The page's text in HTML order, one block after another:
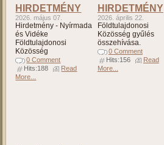
HIRDETMÉNY
2026. május 07.
Hirdetmény - Nyírmada
és Vidéke
Földtulajdonosi
Közösség
0 Comment
Hits:188
Read
More...
HIRDETMÉNY
2026. április 22.
Földtulajdonosi
Közösség gyűlés
összehívása.
0 Comment
Hits:156
Read
More...